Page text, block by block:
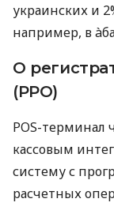
украинских и
например, в
О
(РРО)
POS-терминал
кассовым
систему с
расчетных